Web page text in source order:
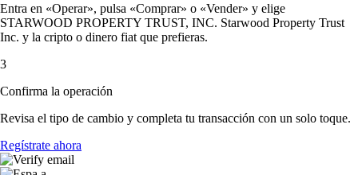
Entra en «Operar», pulsa «Comprar» o «Vender» y elige
STARWOOD PROPERTY TRUST, INC. Starwood Property Trust
Inc. y la cripto o dinero fiat que prefieras.
3
Confirma la operación
Revisa el tipo de cambio y completa tu transacción con un solo toque.
Regístrate ahora